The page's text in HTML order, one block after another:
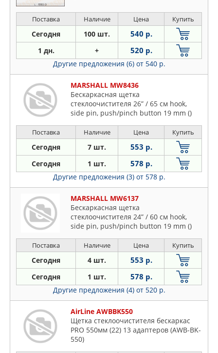
Поставка Наличие Цена Купить
Сегодня 100 шт. 540 р.
1 дн. + 520 р.
Другие предложения (6) от 540 р.
MARSHALL MW8436
Бескаркасная щетка
стеклоочистителя 26” / 65 см hook,
side pin, push/pinch button 19 mm ()
Поставка Наличие Цена Купить
Сегодня 7 шт. 553 р.
Сегодня 1 шт. 578 р.
Другие предложения (3) от 578 р.
MARSHALL MW6137
Бескаркасная щетка
стеклоочистителя 24” / 60 см hook,
side pin, push/pinch button 19 mm ()
Поставка Наличие Цена Купить
Сегодня 4 шт. 553 р.
Сегодня 1 шт. 578 р.
Другие предложения (4) от 520 р.
AirLine AWBBK550
Щетка стеклоочистителя бескаркас
PRO 550мм (22) 13 адаптеров (AWB-BK-
550)